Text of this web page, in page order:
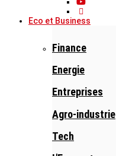
Eco et Business
Finance
Energie
Entreprises
Agro-industrie
Tech